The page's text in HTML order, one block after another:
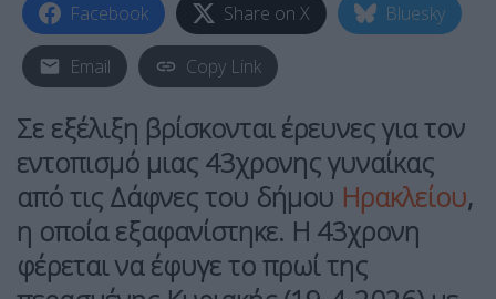
Facebook Share on X Bluesky
Email Copy Link
Σε εξέλιξη βρίσκονται έρευνες για τον
εντοπισμό μιας 43χρονης γυναίκας
από τις Δάφνες του δήμου Ηρακλείου,
η οποία εξαφανίστηκε. Η 43χρονη
φέρεται να έφυγε το πρωί της